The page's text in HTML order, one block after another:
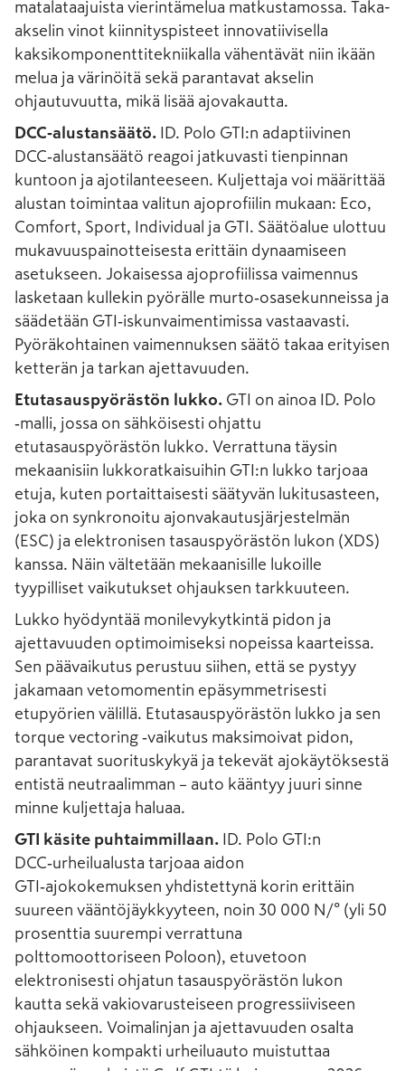
matalataajuista vierintämelua matkustamossa. Taka-
akselin vinot kiinnityspisteet innovatiivisella
kaksikomponenttitekniikalla vähentävät niin ikään
melua ja värinöitä sekä parantavat akselin
ohjautuvuutta, mikä lisää ajovakautta.
DCC‑alustansäätö.
ID. Polo GTI:n adaptiivinen
DCC‑alustansäätö reagoi jatkuvasti tienpinnan
kuntoon ja ajotilanteeseen. Kuljettaja voi määrittää
alustan toimintaa valitun ajoprofiilin mukaan: Eco,
Comfort, Sport, Individual ja GTI. Säätöalue ulottuu
mukavuuspainotteisesta erittäin dynaamiseen
asetukseen. Jokaisessa ajoprofiilissa vaimennus
lasketaan kullekin pyörälle murto‑osasekunneissa ja
säädetään GTI‑iskunvaimentimissa vastaavasti.
Pyöräkohtainen vaimennuksen säätö takaa erityisen
ketterän ja tarkan ajettavuuden.
Etutasauspyörästön lukko. GTI on ainoa ID. Polo
‑malli, jossa on sähköisesti ohjattu
etutasauspyörästön lukko. Verrattuna täysin
mekaanisiin lukkoratkaisuihin GTI:n lukko tarjoaa
etuja, kuten portaittaisesti säätyvän lukitusasteen,
joka on synkronoitu ajonvakautusjärjestelmän
(ESC) ja elektronisen tasauspyörästön lukon (XDS)
kanssa. Näin vältetään mekaanisille lukoille
tyypilliset vaikutukset ohjauksen tarkkuuteen.
Lukko hyödyntää monilevykytkintä pidon ja
ajettavuuden optimoimiseksi nopeissa kaarteissa.
Sen päävaikutus perustuu siihen, että se pystyy
jakamaan vetomomentin epäsymmetrisesti
etupyörien välillä. Etutasauspyörästön lukko ja sen
torque vectoring ‑vaikutus maksimoivat pidon,
parantavat suorituskykyä ja tekevät ajokäytöksestä
entistä neutraalimman – auto kääntyy juuri sinne
minne kuljettaja haluaa.
GTI käsite puhtaimmillaan.
ID. Polo GTI:n
DCC‑urheilualusta tarjoaa aidon
GTI‑ajokokemuksen yhdistettynä korin erittäin
suureen vääntöjäykkyyteen, noin 30 000 N/° (yli 50
prosenttia suurempi verrattuna
polttomoottoriseen Poloon), etuvetoon
elektronisesti ohjatun tasauspyörästön lukon
kautta sekä vakiovarusteiseen progressiiviseen
ohjaukseen. Voimalinjan ja ajettavuuden osalta
sähköinen kompakti urheiluauto muistuttaa